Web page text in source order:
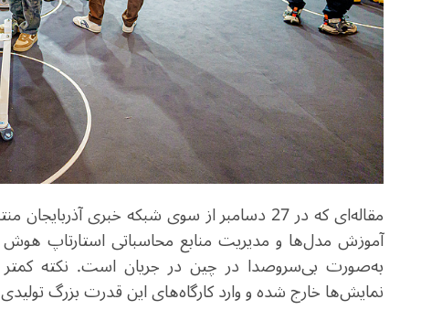
مقاله‌ای که در 27 دسامبر از سوی شبکه خبری
آموزش مدل‌ها و مدیریت منابع محاسباتی استارتاپ
به‌صورت بی‌سروصدا در چین در جریان است. نکته کمتر
نمایش‌ها خارج شده و وارد کارگاه‌های این قدرت بزرگ